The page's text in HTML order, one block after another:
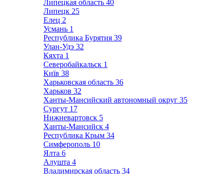
Липецкая область 40
Липецк 25
Елец 2
Усмань 1
Республика Бурятия 39
Улан-Удэ 32
Кяхта 1
Северобайкальск 1
Київ 38
Харьковская область 36
Харьков 32
Ханты-Мансийский автономный округ 35
Сургут 17
Нижневартовск 5
Ханты-Мансийск 4
Республика Крым 34
Симферополь 10
Ялта 6
Алушта 4
Владимирская область 34